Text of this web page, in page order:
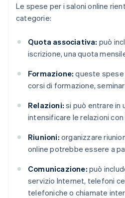
Le spese per i saloni online
categorie:
Quota associativa: può
iscrizione, una quota
Formazione: queste spese
corsi di formazione,
Relazioni: si può entrare in
intensificare le relazioni
Riunioni: organizzare
online potrebbe essere a
Comunicazione: può
servizio Internet, telefoni
telefoniche o chiamate